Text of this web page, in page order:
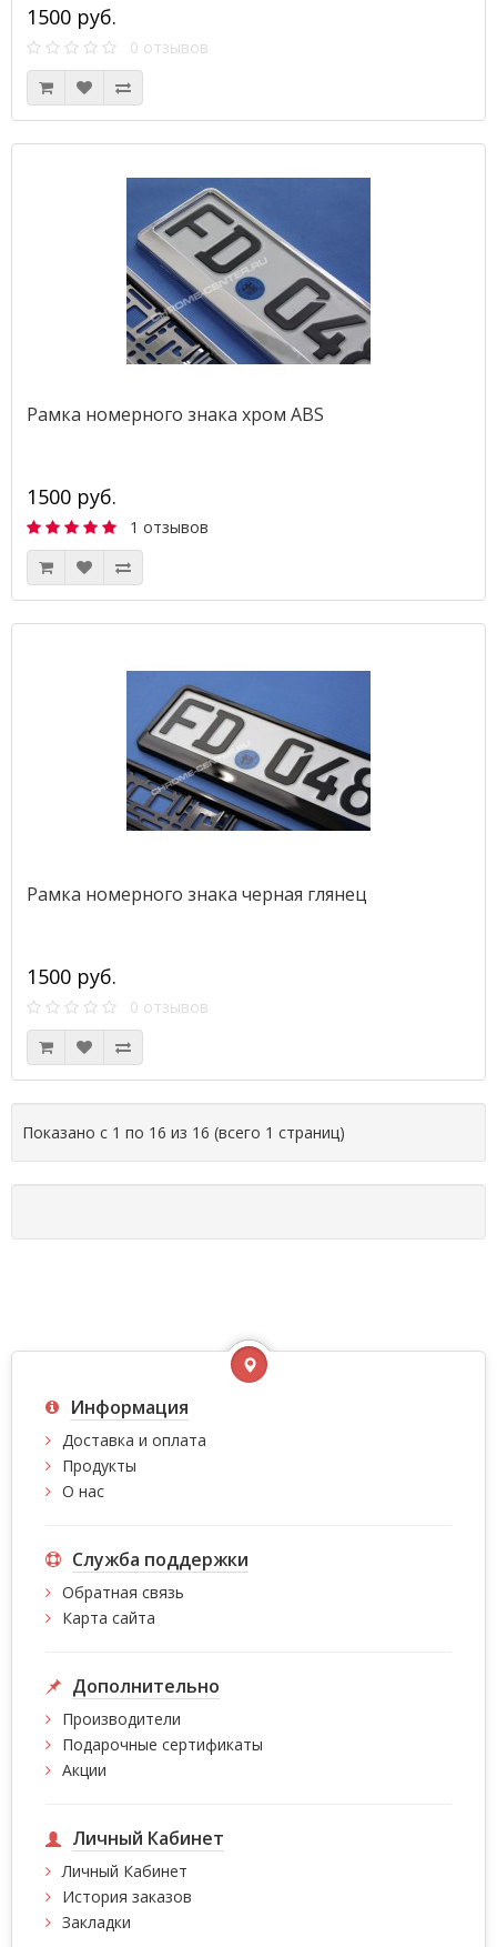
1500 руб.
0 отзывов
Рамка номерного знака хром ABS
1500 руб.
1 отзывов
Рамка номерного знака черная глянец
1500 руб.
0 отзывов
Показано с 1 по 16 из 16 (всего 1 страниц)
Информация
Доставка и оплата
Продукты
О нас
Служба поддержки
Обратная связь
Карта сайта
Дополнительно
Производители
Подарочные сертификаты
Акции
Личный Кабинет
Личный Кабинет
История заказов
Закладки